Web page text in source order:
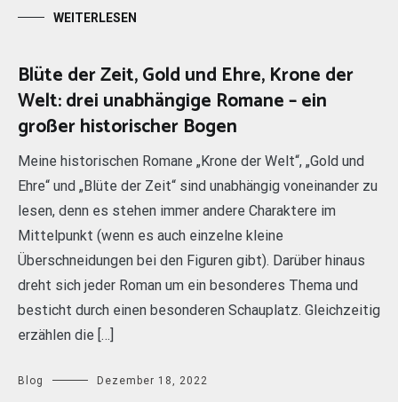
WEITERLESEN
Blüte der Zeit, Gold und Ehre, Krone der
Welt: drei unabhängige Romane – ein
großer historischer Bogen
Meine historischen Romane „Krone der Welt“, „Gold und
Ehre“ und „Blüte der Zeit“ sind unabhängig voneinander zu
lesen, denn es stehen immer andere Charaktere im
Mittelpunkt (wenn es auch einzelne kleine
Überschneidungen bei den Figuren gibt). Darüber hinaus
dreht sich jeder Roman um ein besonderes Thema und
besticht durch einen besonderen Schauplatz. Gleichzeitig
erzählen die […]
Blog Dezember 18, 2022